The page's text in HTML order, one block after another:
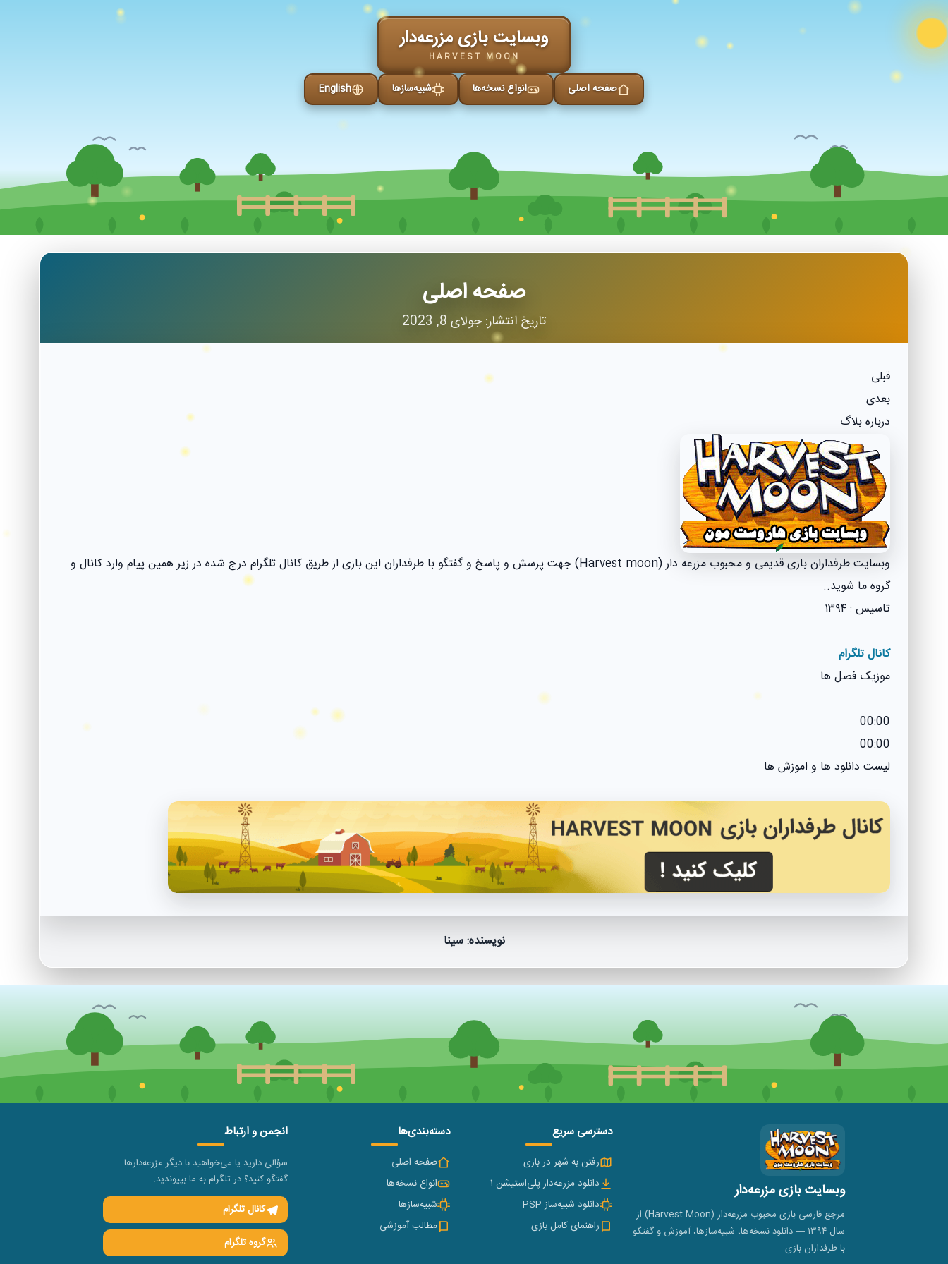
وبسایت بازی مزرعه‌دار
HARVEST MOON
صفحه اصلی انواع نسخه‌ها شبیه‌سازها English
صفحه اصلی
تاریخ انتشار: جولای 8, 2023
قبلی
بعدی
درباره بلاگ
وبسایت طرفداران بازی قدیمی و محبوب مزرعه دار (Harvest moon) جهت پرسش و پاسخ و گفتگو با طرفداران این بازی از طریق کانال تلگرام درج شده در زیر همین پیام وارد کانال و
گروه ما شوید..
تاسیس : ۱۳۹۴
کانال تلگرام
موزیک فصل ها
00:00
00:00
لیست دانلود ها و اموزش ها
نویسنده: سینا
وبسایت بازی مزرعه‌دار
مرجع فارسی بازی محبوب مزرعه‌دار (Harvest Moon) از
سال ۱۳۹۴ — دانلود نسخه‌ها، شبیه‌سازها، آموزش و گفتگو
با طرفداران بازی.
دسترسی سریع
رفتن به شهر در بازی
دانلود مزرعه‌دار پلی‌استیشن ۱
دانلود شبیه‌ساز PSP
راهنمای کامل بازی
دسته‌بندی‌ها
صفحه اصلی
انواع نسخه‌ها
شبیه‌سازها
مطالب آموزشی
انجمن و ارتباط
سؤالی دارید یا می‌خواهید با دیگر مزرعه‌دارها
گفتگو کنید؟ در تلگرام به ما بپیوندید.
کانال تلگرام
گروه تلگرام